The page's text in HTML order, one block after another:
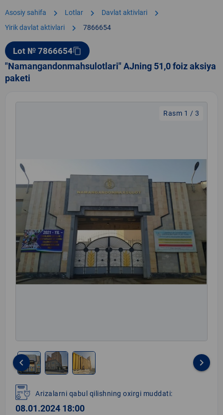
Asosiy sahifa chevron_right Lotlar chevron_right Davlat aktivlari chevron_right
Yirik davlat aktivlari chevron_right 7866654
Lot № 7866654content_copy
"Namangandonmahsulotlari" AJning 51,0 foiz aksiya
paketi
Rasm 1 / 3
1
of
3
keyboard_arrow_left keyboard_arrow_right
Arizalarni qabul qilishning oxirgi muddati:
08.01.2024 18:00